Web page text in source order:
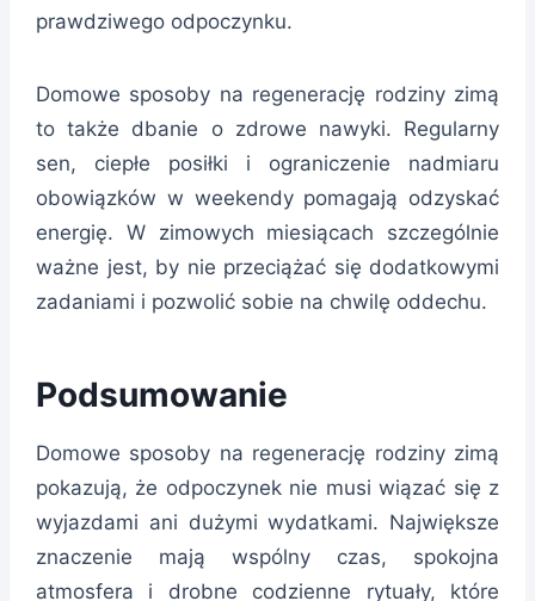
prawdziwego odpoczynku.
Domowe sposoby na regenerację rodziny zimą
to także dbanie o zdrowe nawyki. Regularny
sen, ciepłe posiłki i ograniczenie nadmiaru
obowiązków w weekendy pomagają odzyskać
energię. W zimowych miesiącach szczególnie
ważne jest, by nie przeciążać się dodatkowymi
zadaniami i pozwolić sobie na chwilę oddechu.
Podsumowanie
Domowe sposoby na regenerację rodziny zimą
pokazują, że odpoczynek nie musi wiązać się z
wyjazdami ani dużymi wydatkami. Największe
znaczenie mają wspólny czas, spokojna
atmosfera i drobne codzienne rytuały, które